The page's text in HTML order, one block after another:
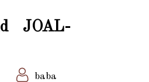
JOAL-
baba